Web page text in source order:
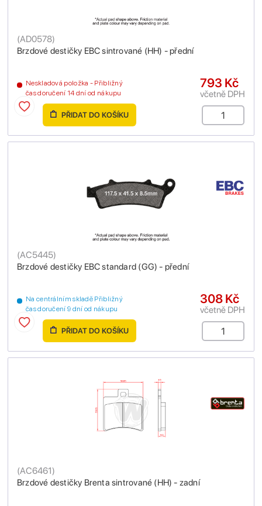
Brzdové destičky EBC sintrované (HH) - přední
(AD0578)
Neskladová položka - Přibližný
čas doručení 14 dní od nákupu
793 Kč
včetně DPH
PŘIDAT DO KOŠÍKU
Brzdové destičky EBC standard (GG) - přední
(AC5445)
Na centrálním skladě Přibližný
čas doručení 9 dní od nákupu
308 Kč
včetně DPH
PŘIDAT DO KOŠÍKU
Brzdové destičky Brenta sintrované (HH) - zadní
(AC6461)